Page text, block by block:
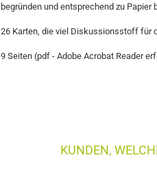
begründen und entsprechend zu Papier
26 Karten, die viel Diskussionsstoff für
9 Seiten (pdf - Adobe Acrobat Reader
KUNDEN,